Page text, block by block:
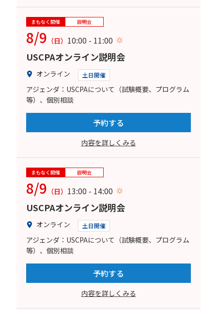
まもなく開催 説明会
8/9 （日） 10:00 - 11:00
USCPAオンライン説明会
オンライン 土日開催
アジェンダ：USCPAについて（試験概要、プログラム
等）、個別相談
予約する
内容を詳しくみる
まもなく開催 説明会
8/9 （日） 13:00 - 14:00
USCPAオンライン説明会
オンライン 土日開催
アジェンダ：USCPAについて（試験概要、プログラム
等）、個別相談
予約する
内容を詳しくみる